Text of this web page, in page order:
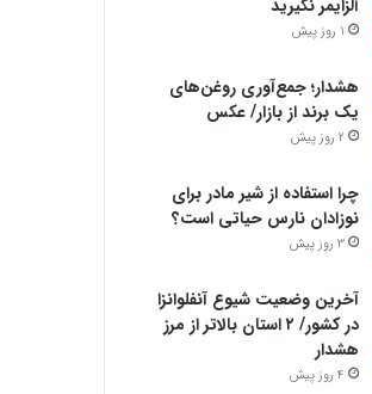
آلزایمر نگیرید
1 روز پیش
هشدار؛ جمع‌آوری روغن‌های
یک برند از بازار/ عکس
2 روز پیش
چرا استفاده از شیر مادر برای
نوزادان نارس حیاتی است؟
3 روز پیش
آخرین وضعیت شیوع آنفلوانزا
در کشور/ ۲ استان بالاتر از مرز
هشدار
4 روز پیش